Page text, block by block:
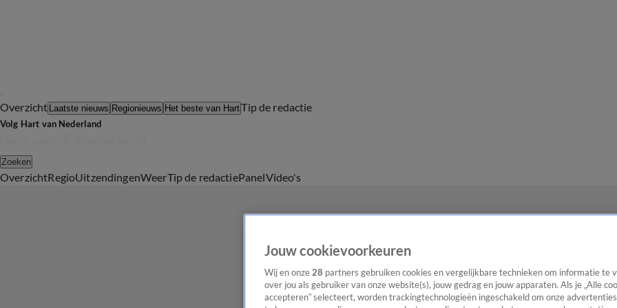
Overzicht Laatste nieuws Regionieuws Het beste van HartTip de redactie
Volg Hart van Nederland
Zoeken
OverzichtRegioUitzendingenWeerTip de redactiePanelVideo's
Jouw cookievoorkeuren
Wij en onze 28 partners gebruiken cookies en vergelijkbare technieken om informatie te
over jou als gebruiker van onze website(s), jouw gedrag en jouw apparaten. Als je „Alle
accepteren” selecteert, worden trackingtechnologieën ingeschakeld om onze